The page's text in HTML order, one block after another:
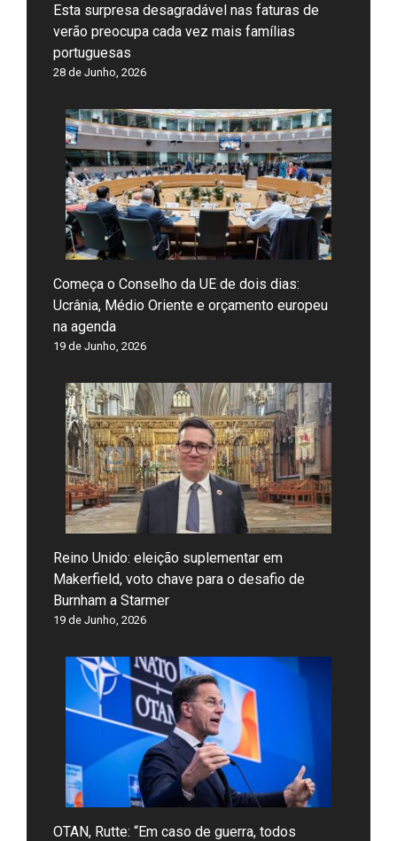
Esta surpresa desagradável nas faturas de
verão preocupa cada vez mais famílias
portuguesas
28 de Junho, 2026
Começa o Conselho da UE de dois dias:
Ucrânia, Médio Oriente e orçamento europeu
na agenda
19 de Junho, 2026
Reino Unido: eleição suplementar em
Makerfield, voto chave para o desafio de
Burnham a Starmer
19 de Junho, 2026
OTAN, Rutte: “Em caso de guerra, todos